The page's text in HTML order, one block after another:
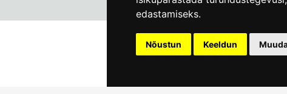
edastamiseks.
Nõustun Keeldun